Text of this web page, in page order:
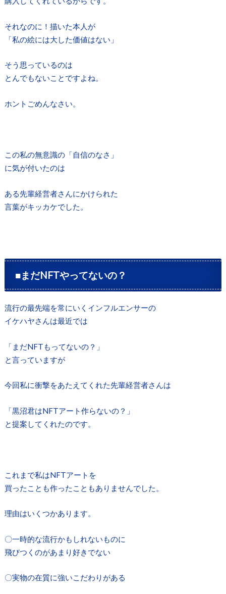
それなのに！描いた本人が
「私の絵には大した価値はない」
そう思っているのは
とんでもないことですよね。
ホントごめんなさい。
この私の無意識の「自信のなさ」
に気が付いたのは
ある先輩経営者さんにかけられた
言葉がキッカケでした。
■まだNFTやってないの？
流行の最先端を常にいくインフルエンサーの
イケハヤさんは最近では
「まだNFTもってないの？」
と言っていますが
今回私に衝撃をあたえてくれた先輩経営者さんは
「黒沼君はNFTアート作らないの？」
と提案してくれたのです。
これまで私はNFTアートを
買ったことも作ったこともありませんでした。
理由はいくつかあります。
〇一時的な流行かもしれないものに
飛びつくのがあまり好きでない
〇実物の在質に強いこだわりがある